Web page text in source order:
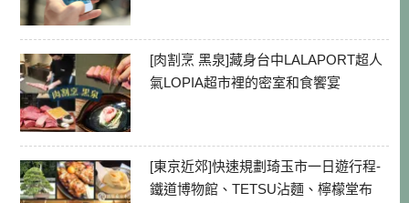
[肉割烹 黑泉]藏身台中LALAPORT超人
氣LOPIA超市裡的密室和食饗宴
[東京近郊]快速規劃琦玉市一日遊行程-
鐵道博物館、TETSU沾麵、檸檬堂布